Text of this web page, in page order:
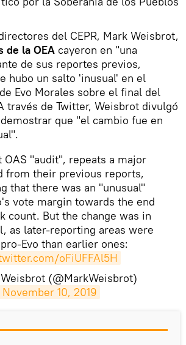
del CEPR, Mark Weisbrot,
de la OEA cayeron en "una
de sus reportes previos,
hubo un salto 'inusual' en el
Evo Morales sobre el final del
través de Twitter, Weisbrot divulgó
que "el cambio fue en
OAS "audit", repeats a major
from their previous reports,
that there was an "unusual"
vote margin towards the end
count. But the change was in
as later-reporting areas were
Evo than earlier ones:
oFiUFFAl5H
(@MarkWeisbrot)
November 10, 2019